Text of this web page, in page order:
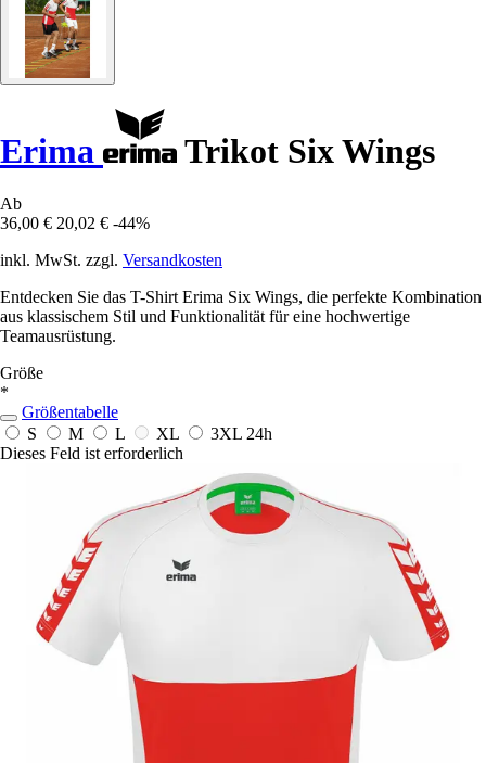
Erima Trikot Six Wings
Ab
36,00 € 20,02 € -44%
inkl. MwSt. zzgl. Versandkosten
Entdecken Sie das T-Shirt Erima Six Wings, die perfekte Kombination
aus klassischem Stil und Funktionalität für eine hochwertige
Teamausrüstung.
Größe
*
Größentabelle
S
M L XL 3XL 24h
Dieses Feld ist erforderlich